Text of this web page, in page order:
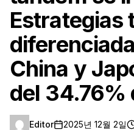
Estrategias
China y
del 34.76%
Editor 2025년 12월 2일